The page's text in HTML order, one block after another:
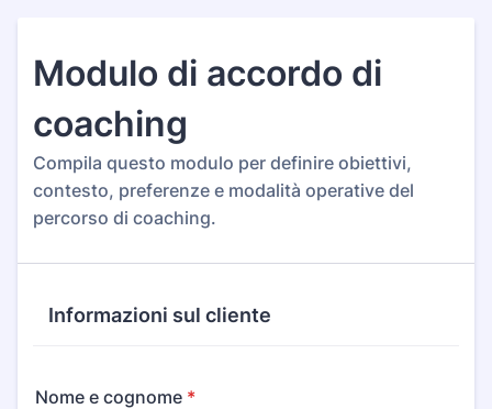
Modulo di accordo di
coaching
Compila questo modulo per definire obiettivi,
contesto, preferenze e modalità operative del
percorso di coaching.
Informazioni sul cliente
Nome e cognome *